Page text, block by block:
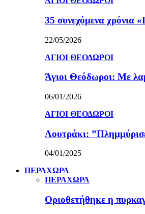
35 συνεχόμενα χρόνια
22/05/2026
ΑΓΙΟΙ ΘΕΟΔΩΡΟΙ
Άγιοι Θεόδωροι: Με
06/01/2026
ΑΓΙΟΙ ΘΕΟΔΩΡΟΙ
Λουτράκι:
04/01/2025
ΠΕΡΑΧΩΡΑ
ΠΕΡΑΧΩΡΑ
Οριοθετήθηκε η